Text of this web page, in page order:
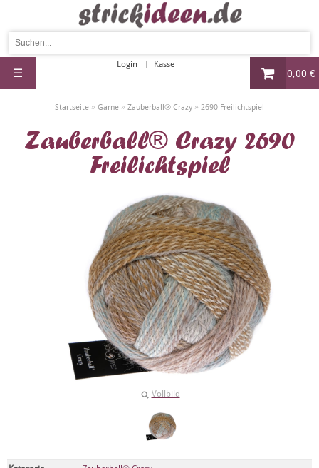
0,00 €
Login Kasse
☰
Startseite » Garne » Zauberball® Crazy » 2690 Freilichtspiel
Zauberball® Crazy 2690
Freilichtspiel
Vollbild